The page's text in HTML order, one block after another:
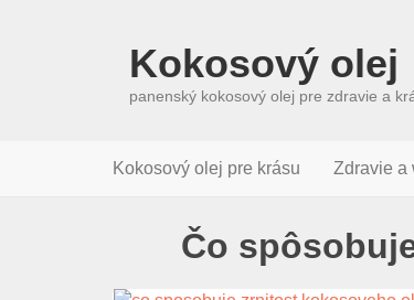
Kokosový olej
panenský kokosový olej pre zdravie a
Kokosový olej pre krásu Zdravie a
Čo